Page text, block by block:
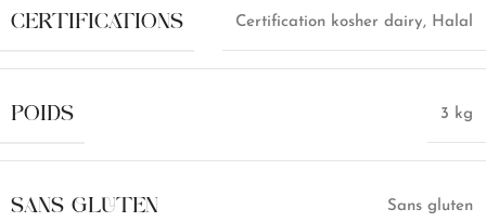
CERTIFICATIONS Certification kosher dairy, Halal
POIDS 3 kg
SANS GLUTEN Sans gluten